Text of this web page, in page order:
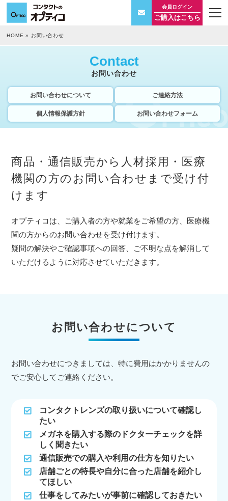
会員ログイン
ご購入はこちら
HOME » お問い合わせ
Contact
お問い合わせ
お問い合わせについて ご連絡方法
個人情報保護方針 お問い合わせフォーム
商品・通信販売から人材採用・医療
機関の方のお問い合わせまで受け付
けます
オプティコは、ご購入者の方や就業をご希望の方、医療機
関の方からのお問い合わせを受け付けます。
疑問の解決やご確認事項への回答、ご不明な点を解消して
いただけるように対応させていただきます。
お問い合わせについて
お問い合わせにつきましては、特に費用はかかりませんの
でご安心してご連絡ください。
コンタクトレンズの取り扱いについて確認し
たい
メガネを購入する際のドクターチェックを詳
しく聞きたい
通信販売での購入や利用の仕方を知りたい
店舗ごとの特長や自分に合った店舗を紹介し
てほしい
仕事をしてみたいが事前に確認しておきたい
t
o
g
t
n